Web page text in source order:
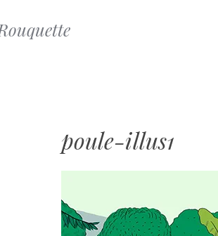
poule-illus1